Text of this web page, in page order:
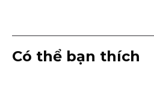
Có thể bạn thích